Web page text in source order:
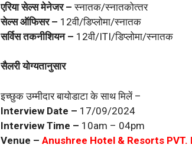
एरिया सेल्‍स मेनेजर –स्‍नातक/स्‍नातकोत्‍तर
सेल्‍स ऑफिसर – 12वी/डिप्‍लोमा/स्‍नातक
सर्विस त‍कनीशियन – 12वी/ITI/डिप्‍लोमा/स्‍नातक
सैलरी योग्‍यतानुसार
इच्‍छुक उम्‍मीदार बायोडाटा के साथ मिलें –
Interview Date – 17/09/2024
Interview Time – 10am – 04pm
Venue – Anushree Hotel & Resorts PVT.